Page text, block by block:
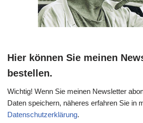
Hier können Sie meinen
bestellen.
Wichtig! Wenn Sie meinen Newsletter
Daten speichern, näheres erfahren Sie in
Datenschutzerklärung.